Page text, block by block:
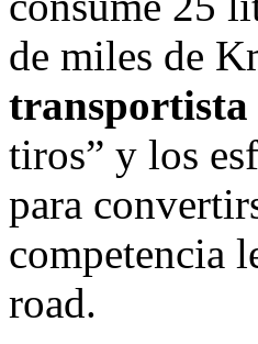
de miles de
transportista
tiros” y los
para
competencia
road.